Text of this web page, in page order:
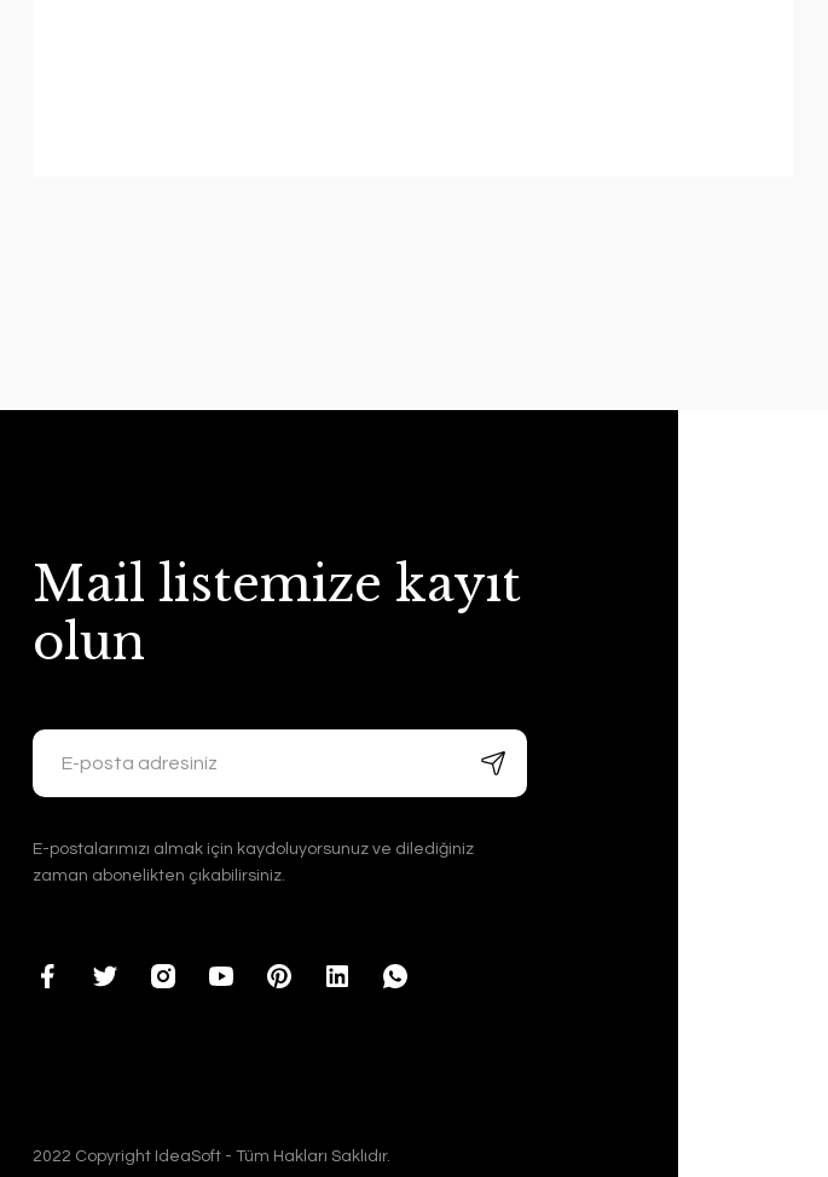
Mail listemize kayıt
olun
E-postalarımızı almak için kaydoluyorsunuz ve dilediğiniz
zaman abonelikten çıkabilirsiniz.
2022 Copyright IdeaSoft - Tüm Hakları Saklıdır.